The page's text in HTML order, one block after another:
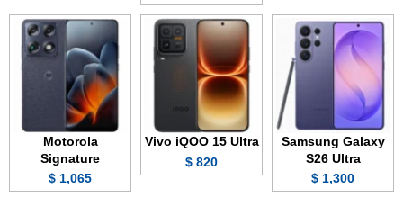
Samsung Galaxy
S26 Ultra
1,300 $
Vivo iQOO 15 Ultra
820 $
Motorola
Signature
1,065 $